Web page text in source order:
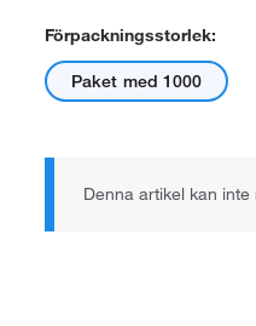
Förpackningsstorlek:
Paket med 1000
Denna artikel kan inte